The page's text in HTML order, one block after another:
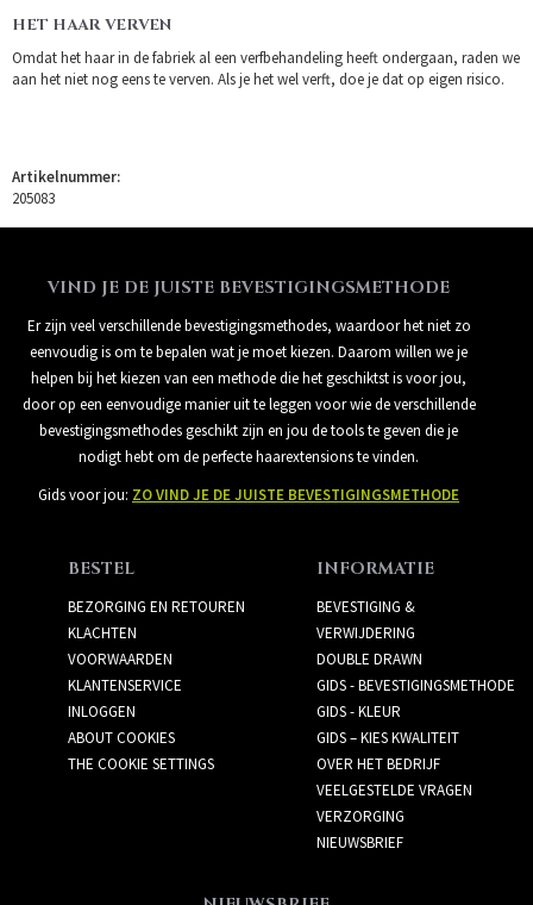
HET HAAR VERVEN
Omdat het haar in de fabriek al een verfbehandeling heeft ondergaan, raden we
aan het niet nog eens te verven. Als je het wel verft, doe je dat op eigen risico.
Artikelnummer:
205083
VIND JE DE JUISTE BEVESTIGINGSMETHODE
Er zijn veel verschillende bevestigingsmethodes, waardoor het niet zo
eenvoudig is om te bepalen wat je moet kiezen. Daarom willen we je
helpen bij het kiezen van een methode die het geschiktst is voor jou,
door op een eenvoudige manier uit te leggen voor wie de verschillende
bevestigingsmethodes geschikt zijn en jou de tools te geven die je
nodigt hebt om de perfecte haarextensions te vinden.
Gids voor jou: ZO VIND JE DE JUISTE BEVESTIGINGSMETHODE
BESTEL
BEZORGING EN RETOUREN
KLACHTEN
VOORWAARDEN
KLANTENSERVICE
INLOGGEN
ABOUT COOKIES
THE COOKIE SETTINGS
INFORMATIE
BEVESTIGING &
VERWIJDERING
DOUBLE DRAWN
GIDS - BEVESTIGINGSMETHODE
GIDS - KLEUR
GIDS – KIES KWALITEIT
OVER HET BEDRIJF
VEELGESTELDE VRAGEN
VERZORGING
NIEUWSBRIEF